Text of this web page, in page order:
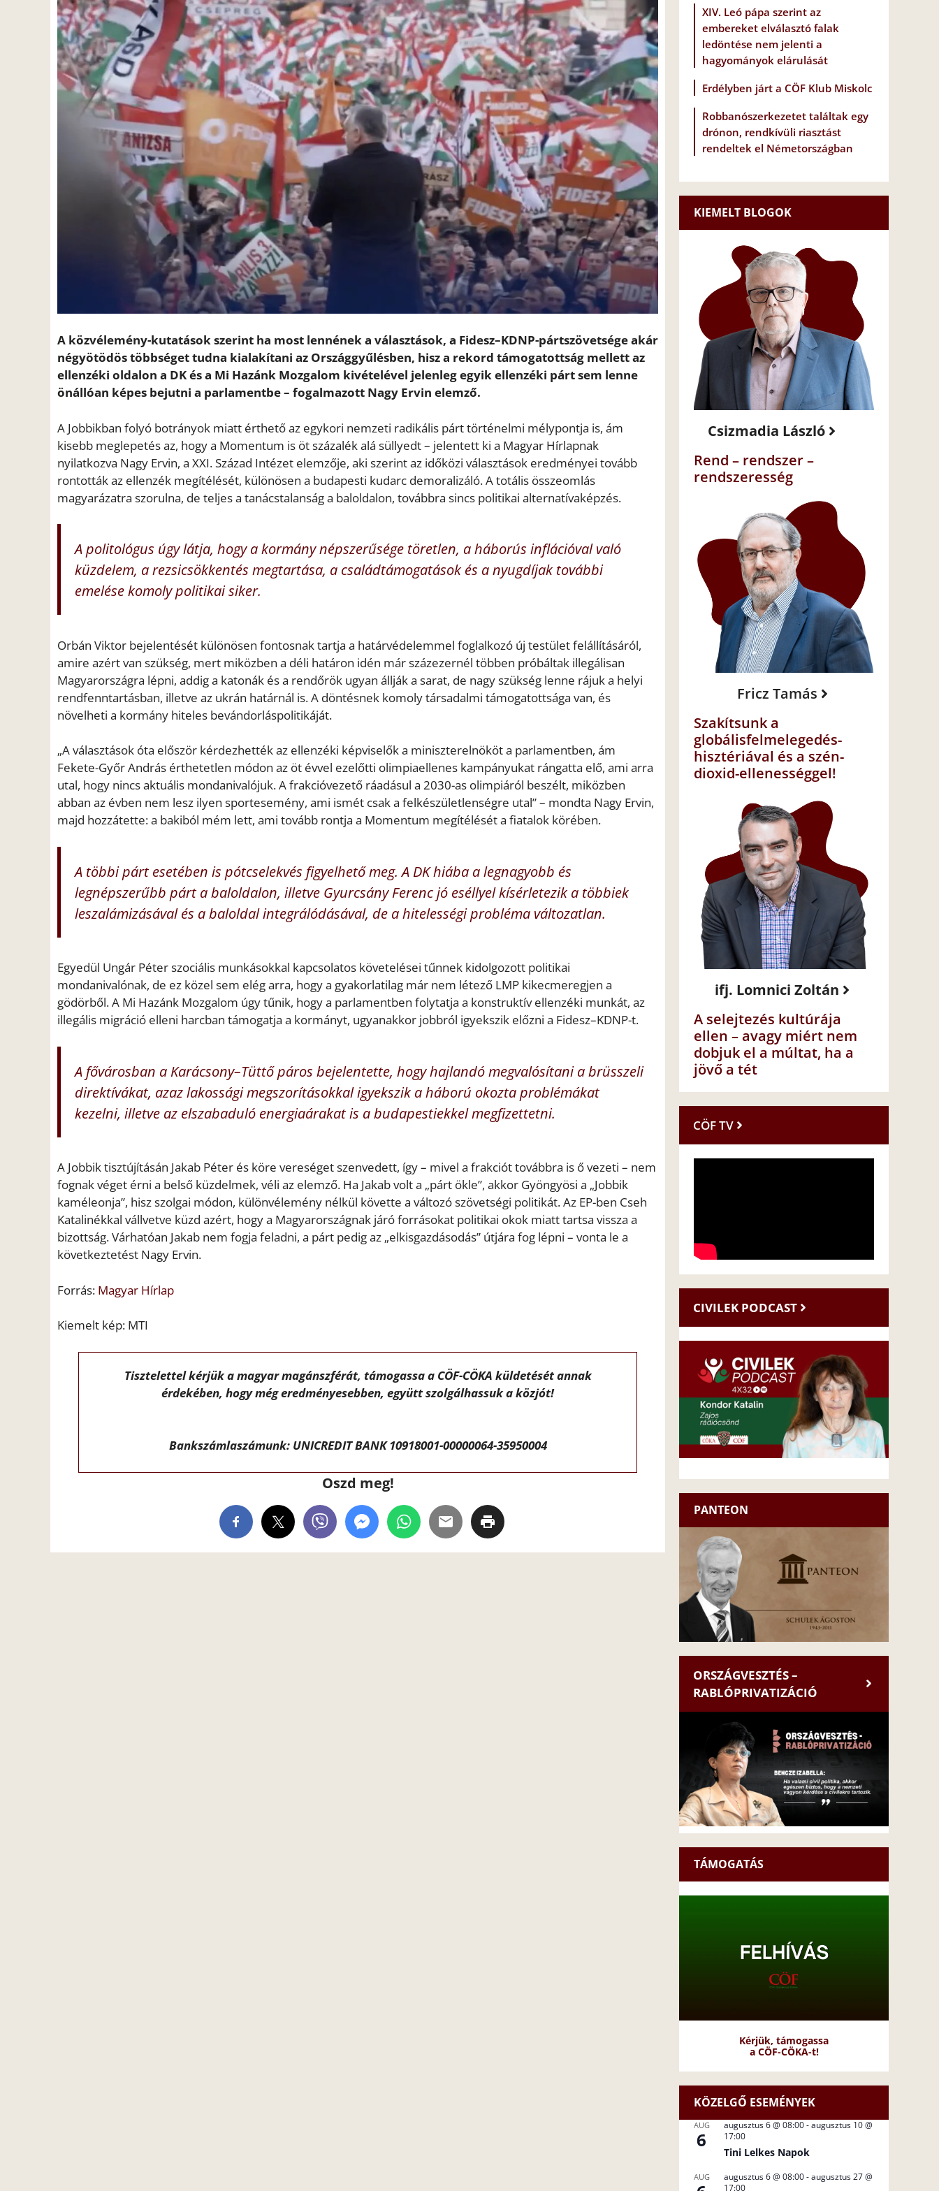
A közvélemény-kutatások szerint ha most lennének a választások, a Fidesz–KDNP-pártszövetsége akár
négyötödös többséget tudna kialakítani az Országgyűlésben, hisz a rekord támogatottság mellett az
ellenzéki oldalon a DK és a Mi Hazánk Mozgalom kivételével jelenleg egyik ellenzéki párt sem lenne
önállóan képes bejutni a parlamentbe – fogalmazott Nagy Ervin elemző.
A Jobbikban folyó botrányok miatt érthető az egykori nemzeti radikális párt történelmi mélypontja is, ám
kisebb meglepetés az, hogy a Momentum is öt százalék alá süllyedt – jelentett ki a Magyar Hírlapnak
nyilatkozva Nagy Ervin, a XXI. Század Intézet elemzője, aki szerint az időközi választások eredményei tovább
rontották az ellenzék megítélését, különösen a budapesti kudarc demoralizáló. A totális összeomlás
magyarázatra szorulna, de teljes a tanácstalanság a baloldalon, továbbra sincs politikai alternatívaképzés.
A politológus úgy látja, hogy a kormány népszerűsége töretlen, a háborús inflációval való
küzdelem, a rezsicsökkentés megtartása, a családtámogatások és a nyugdíjak további
emelése komoly politikai siker.
Orbán Viktor bejelentését különösen fontosnak tartja a határvédelemmel foglalkozó új testület felállításáról,
amire azért van szükség, mert miközben a déli határon idén már százezernél többen próbáltak illegálisan
Magyarországra lépni, addig a katonák és a rendőrök ugyan állják a sarat, de nagy szükség lenne rájuk a helyi
rendfenntartásban, illetve az ukrán határnál is. A döntésnek komoly társadalmi támogatottsága van, és
növelheti a kormány hiteles bevándorláspolitikáját.
„A választások óta először kérdezhették az ellenzéki képviselők a miniszterelnököt a parlamentben, ám
Fekete-Győr András érthetetlen módon az öt évvel ezelőtti olimpiaellenes kampányukat rángatta elő, ami arra
utal, hogy nincs aktuális mondanivalójuk. A frakcióvezető ráadásul a 2030-as olimpiáról beszélt, miközben
abban az évben nem lesz ilyen sportesemény, ami ismét csak a felkészületlenségre utal” – mondta Nagy Ervin,
majd hozzátette: a bakiból mém lett, ami tovább rontja a Momentum megítélését a fiatalok körében.
A többi párt esetében is pótcselekvés figyelhető meg. A DK hiába a legnagyobb és
legnépszerűbb párt a baloldalon, illetve Gyurcsány Ferenc jó eséllyel kísérletezik a többiek
leszalámizásával és a baloldal integráló­dásával, de a hitelességi probléma változatlan.
Egyedül Ungár Péter szociális munkásokkal kapcsolatos követelései tűnnek kidolgozott politikai
mondanivalónak, de ez közel sem elég arra, hogy a gyakorlatilag már nem létező LMP kikecmeregjen a
gödörből. A Mi Hazánk Mozgalom úgy tűnik, hogy a parlamentben folytatja a konstruktív ellenzéki munkát, az
illegális migráció elleni harcban támogatja a kormányt, ugyanakkor jobbról igyekszik előzni a Fidesz–KDNP-t.
A fővárosban a Karácsony–Tüttő páros bejelentette, hogy hajlandó megvalósítani a brüsszeli
direktívákat, azaz lakossági megszorításokkal igyekszik a háború okozta problémákat
kezelni, illetve az elszabaduló energiaárakat is a budapestiekkel megfizettetni.
A Jobbik tisztújításán Jakab Péter és köre vereséget szenvedett, így – mivel a frakciót továbbra is ő vezeti – nem
fognak véget érni a belső küzdelmek, véli az elemző. Ha Jakab volt a „párt ökle”, akkor Gyöngyösi a „Jobbik
kaméleonja”, hisz szolgai módon, különvélemény nélkül követte a változó szövetségi politikát. Az EP-ben Cseh
Katalinékkal vállvetve küzd azért, hogy a Magyarországnak járó forrásokat politikai okok miatt tartsa vissza a
bizottság. Várhatóan Jakab nem fogja feladni, a párt pedig az „elkisgazdásodás” útjára fog lépni – vonta le a
következtetést Nagy Ervin.
Forrás: Magyar Hírlap
Kiemelt kép: MTI
Tisztelettel kérjük a magyar magánszférát, támogassa a CÖF-CÖKA küldetését annak
érdekében, hogy még eredményesebben, együtt szolgálhassuk a közjót!
Bankszámlaszámunk: UNICREDIT BANK 10918001-00000064-35950004
Oszd meg!
XIV. Leó pápa szerint az
embereket elválasztó falak
ledöntése nem jelenti a
hagyományok elárulását
Erdélyben járt a CÖF Klub Miskolc
Robbanószerkezetet találtak egy
drónon, rendkívüli riasztást
rendeltek el Németországban
KIEMELT BLOGOK
Csizmadia László
Rend – rendszer –
rendszeresség
Fricz Tamás
Szakítsunk a
globálisfelmelegedés-
hisztériával és a szén-
dioxid-ellenességgel!
ifj. Lomnici Zoltán
A selejtezés kultúrája
ellen – avagy miért nem
dobjuk el a múltat, ha a
jövő a tét
CÖF TV
CIVILEK PODCAST
PANTEON
ORSZÁGVESZTÉS –
RABLÓPRIVATIZÁCIÓ
TÁMOGATÁS
Kérjük, támogassa
a CÖF-CÖKA-t!
KÖZELGŐ ESEMÉNYEK
AUG
6
augusztus 6 @ 08:00-augusztus 10 @
17:00
Tini Lelkes Napok
AUG augusztus 6 @ 08:00-augusztus 27 @
17:00